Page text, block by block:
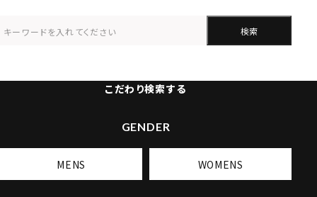
検索
こだわり検索する
GENDER
MENS WOMENS